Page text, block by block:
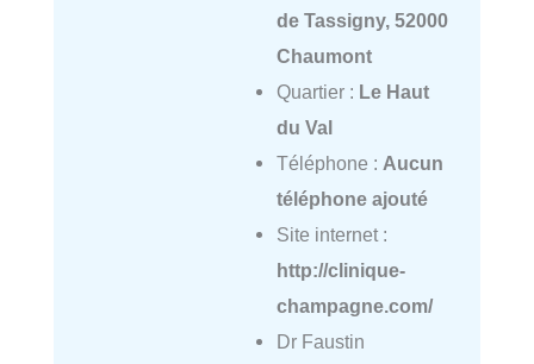
de Tassigny, 52000
Chaumont
Quartier : Le Haut
du Val
Téléphone : Aucun
téléphone ajouté
Site internet :
http://clinique-
champagne.com/
Dr Faustin